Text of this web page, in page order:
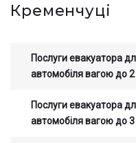
Кременчуці
Послуги евакуатора
автомобіля вагою до
Послуги евакуатора
автомобіля вагою до